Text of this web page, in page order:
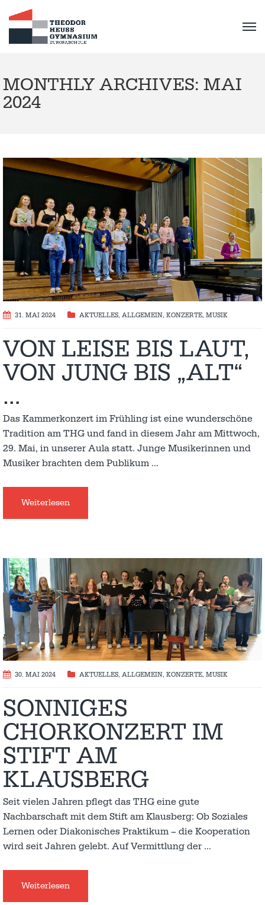
MONTHLY ARCHIVES: MAI
2024
31. MAI 2024 AKTUELLES, ALLGEMEIN, KONZERTE, MUSIK
VON LEISE BIS LAUT,
VON JUNG BIS „ALT“
…
Das Kammerkonzert im Frühling ist eine wunderschöne
Tradition am THG und fand in diesem Jahr am Mittwoch,
29. Mai, in unserer Aula statt. Junge Musikerinnen und
Musiker brachten dem Publikum …
Weiterlesen
30. MAI 2024 AKTUELLES, ALLGEMEIN, KONZERTE, MUSIK
SONNIGES
CHORKONZERT IM
STIFT AM
KLAUSBERG
Seit vielen Jahren pflegt das THG eine gute
Nachbarschaft mit dem Stift am Klausberg: Ob Soziales
Lernen oder Diakonisches Praktikum – die Kooperation
wird seit Jahren gelebt. Auf Vermittlung der …
Weiterlesen